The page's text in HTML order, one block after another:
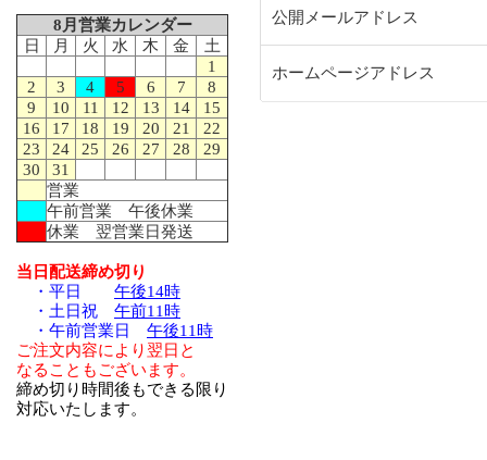
8月営業カレンダー
日
月 火 水 木 金
土
1
2
3 4 5 6 7
8
9
10 11 12 13 14
15
16
17 18 19 20 21
22
23
24 25 26 27 28
29
30
31
営業
午前営業 午後休業
休業 翌営業日発送
当日配送締め切り
・平日 午後14時
・土日祝 午前11時
・午前営業日 午後11時
ご注文内容により翌日と
なることもございます。
締め切り時間後もできる限り
対応いたします。
公開メールアドレス
ホームページアドレス